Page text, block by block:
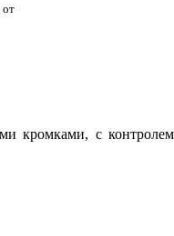
кромками, с контролем